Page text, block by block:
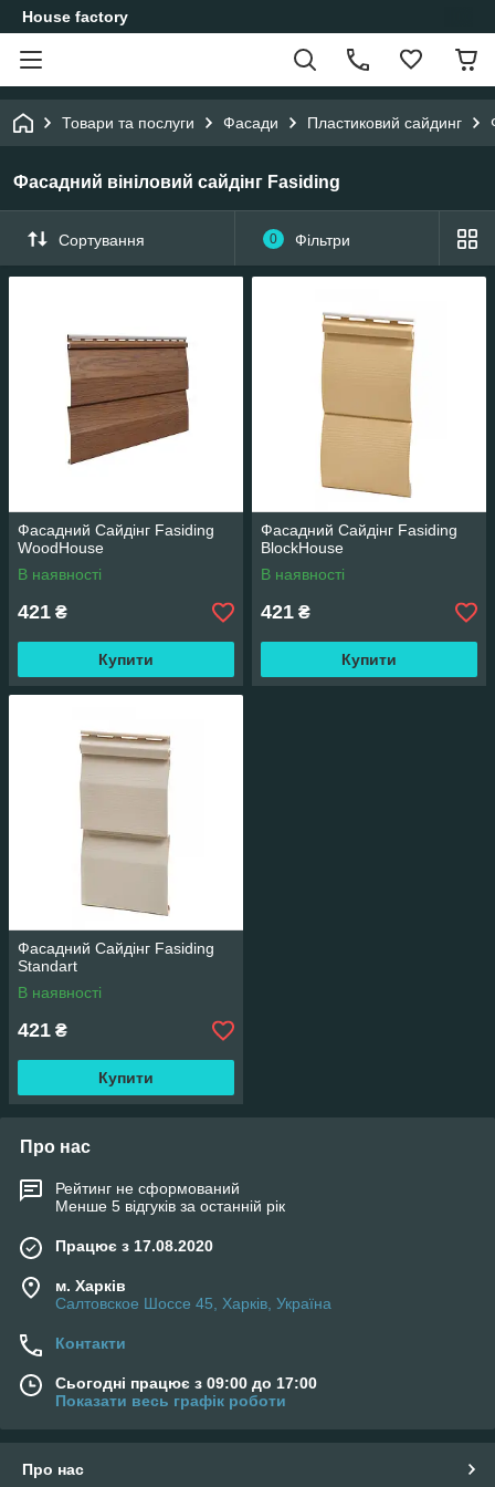
House factory
Товари та послуги Фасади Пластиковий сайдинг
Фасадний вініловий сайдінг Fasiding
Сортування 0 Фільтри
Фасадний Сайдінг Fasiding
WoodHouse
В наявності
421 ₴
Купити
Фасадний Сайдінг Fasiding
BlockHouse
В наявності
421 ₴
Купити
Фасадний Сайдінг Fasiding
Standart
В наявності
421 ₴
Купити
Про нас
Рейтинг не сформований
Менше 5 відгуків за останній рік
Працює з 17.08.2020
м. Харків
Салтовское Шоссе 45, Харків, Україна
Контакти
Сьогодні працює з 09:00 до 17:00
Показати весь графік роботи
Про нас